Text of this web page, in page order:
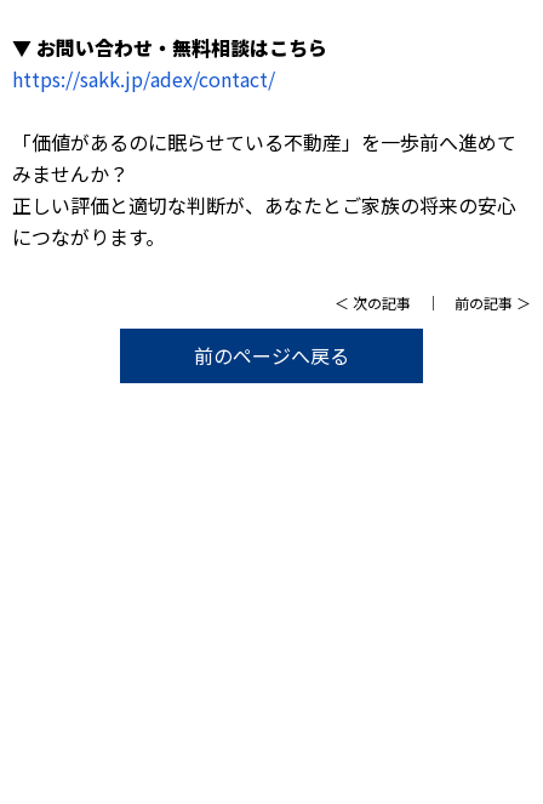
▼ お問い合わせ・無料相談はこちら
https://sakk.jp/adex/contact/
「価値があるのに眠らせている不動産」を一歩前へ進めて
みませんか？
正しい評価と適切な判断が、あなたとご家族の将来の安心
につながります。
＜ 次の記事 ｜ 前の記事 ＞
前のページへ戻る